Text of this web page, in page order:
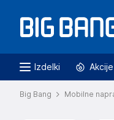
Izdelki
Big Bang Mobilne